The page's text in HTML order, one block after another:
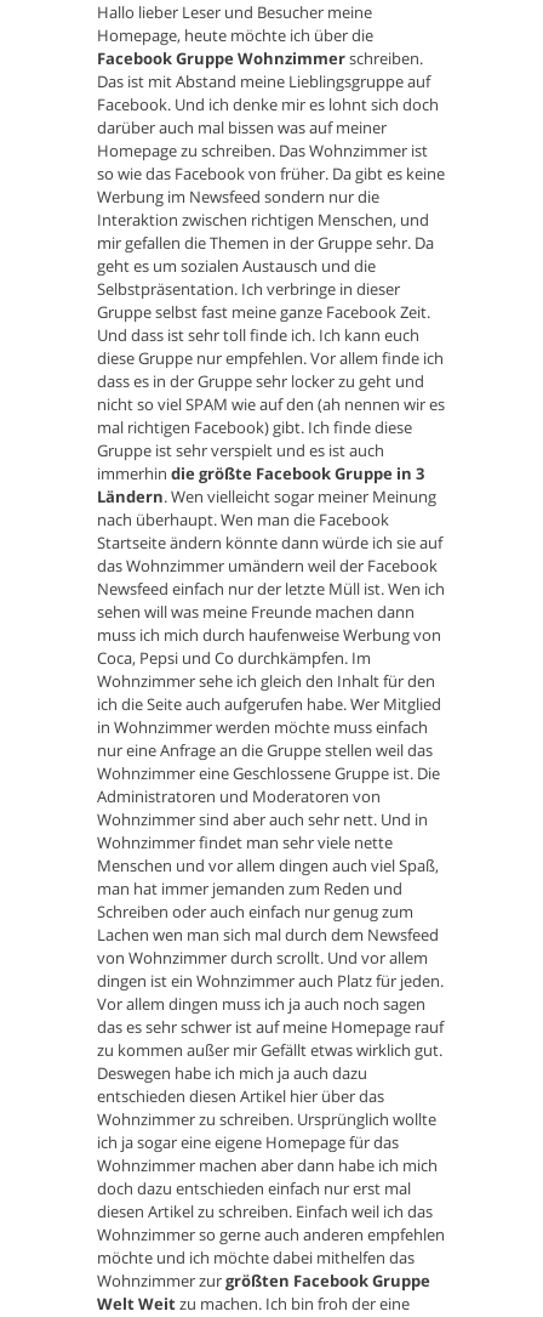
Hallo lieber Leser und Besucher meine
Homepage, heute möchte ich über die
Facebook Gruppe Wohnzimmerschreiben.
Das ist mit Abstand meine Lieblingsgruppe auf
Facebook. Und ich denke mir es lohnt sich doch
darüber auch mal bissen was auf meiner
Homepage zu schreiben. Das Wohnzimmer ist
so wie das Facebook von früher. Da gibt es keine
Werbung im Newsfeed sondern nur die
Interaktion zwischen richtigen Menschen, und
mir gefallen die Themen in der Gruppe sehr. Da
geht es um sozialen Austausch und die
Selbstpräsentation. Ich verbringe in dieser
Gruppe selbst fast meine ganze Facebook Zeit.
Und dass ist sehr toll finde ich. Ich kann euch
diese Gruppe nur empfehlen. Vor allem finde ich
dass es in der Gruppe sehr locker zu geht und
nicht so viel SPAM wie auf den (ah nennen wir es
mal richtigen Facebook) gibt. Ich finde diese
Gruppe ist sehr verspielt und es ist auch
immerhin die größte Facebook Gruppe in 3
Ländern. Wen vielleicht sogar meiner Meinung
nach überhaupt. Wen man die Facebook
Startseite ändern könnte dann würde ich sie auf
das Wohnzimmer umändern weil der Facebook
Newsfeed einfach nur der letzte Müll ist. Wen ich
sehen will was meine Freunde machen dann
muss ich mich durch haufenweise Werbung von
Coca, Pepsi und Co durchkämpfen. Im
Wohnzimmer sehe ich gleich den Inhalt für den
ich die Seite auch aufgerufen habe. Wer Mitglied
in Wohnzimmer werden möchte muss einfach
nur eine Anfrage an die Gruppe stellen weil das
Wohnzimmer eine Geschlossene Gruppe ist. Die
Administratoren und Moderatoren von
Wohnzimmer sind aber auch sehr nett. Und in
Wohnzimmer findet man sehr viele nette
Menschen und vor allem dingen auch viel Spaß,
man hat immer jemanden zum Reden und
Schreiben oder auch einfach nur genug zum
Lachen wen man sich mal durch dem Newsfeed
von Wohnzimmer durch scrollt. Und vor allem
dingen ist ein Wohnzimmer auch Platz für jeden.
Vor allem dingen muss ich ja auch noch sagen
das es sehr schwer ist auf meine Homepage rauf
zu kommen außer mir Gefällt etwas wirklich gut.
Deswegen habe ich mich ja auch dazu
entschieden diesen Artikel hier über das
Wohnzimmer zu schreiben. Ursprünglich wollte
ich ja sogar eine eigene Homepage für das
Wohnzimmer machen aber dann habe ich mich
doch dazu entschieden einfach nur erst mal
diesen Artikel zu schreiben. Einfach weil ich das
Wohnzimmer so gerne auch anderen empfehlen
möchte und ich möchte dabei mithelfen das
Wohnzimmer zurgrößten Facebook Gruppe
Welt Weitzu machen. Ich bin froh der eine